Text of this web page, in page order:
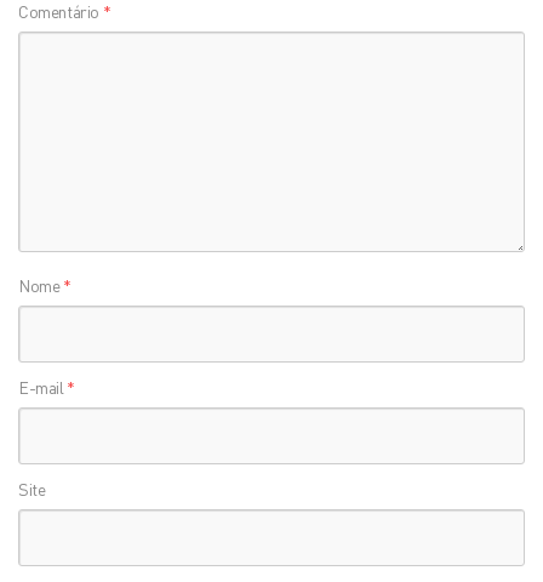
Comentário *
Nome*
E-mail *
Site